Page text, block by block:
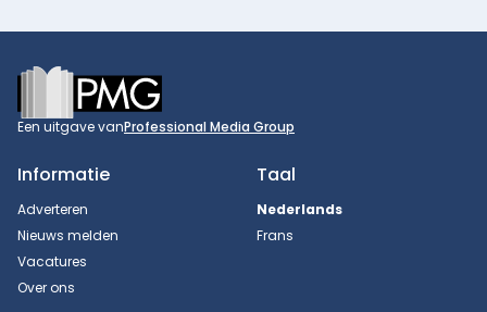
Footer
Een uitgave vanProfessional Media Group
Informatie
Adverteren
Nieuws melden
Vacatures
Over ons
Taal
Nederlands
Frans